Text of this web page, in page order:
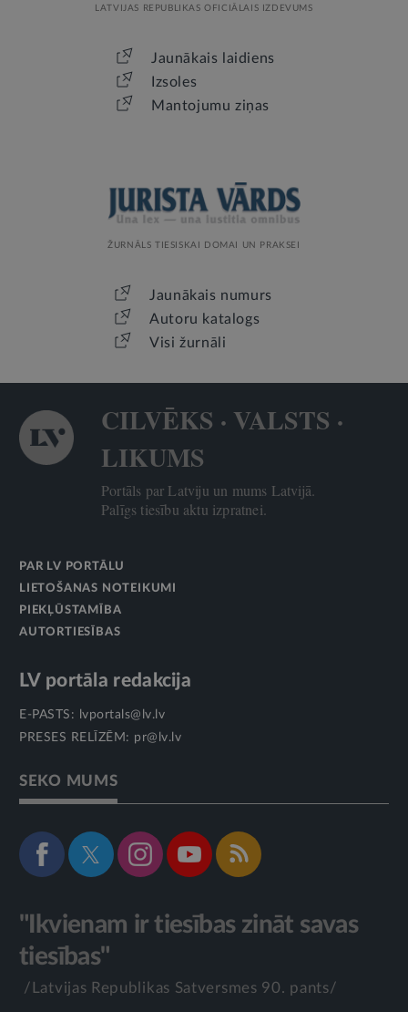
LATVIJAS REPUBLIKAS OFICIĀLAIS IZDEVUMS
Jaunākais laidiens
Izsoles
Mantojumu ziņas
ŽURNĀLS TIESISKAI DOMAI UN PRAKSEI
Jaunākais numurs
Autoru katalogs
Visi žurnāli
CILVĒKS · VALSTS ·
LIKUMS
Portāls par Latviju un mums Latvijā.
Palīgs tiesību aktu izpratnei.
PAR LV PORTĀLU
LIETOŠANAS NOTEIKUMI
PIEKĻŪSTAMĪBA
AUTORTIESĪBAS
LV portāla redakcija
E-PASTS:
lvportals@lv.lv
PRESES RELĪZĒM: pr@lv.lv
SEKO MUMS
"Ikvienam ir tiesības zināt savas
tiesības"
/Latvijas Republikas Satversmes 90. pants/